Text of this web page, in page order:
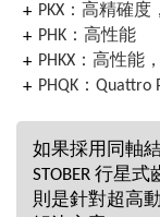
PKX：高精確
PHK：高性能
PHKX：高性能
PHQK：
如果採用同軸
STOBER 行星
則是針對超高